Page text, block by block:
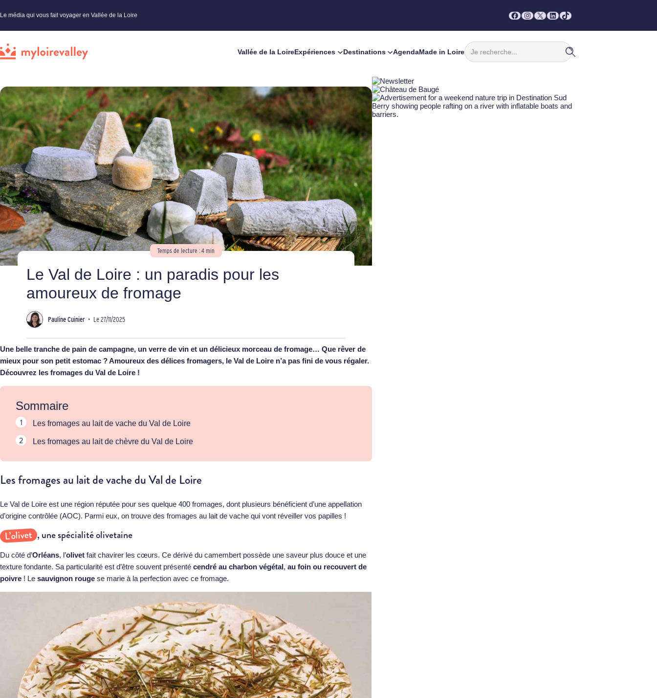
Le média qui vous fait voyager en Vallée de la Loire Facebook
Instagram
X LinkedIn
TikTok
Vallée de la LoireExpériences Destinations AgendaMade in Loire
Rechercher
Temps de lecture : 4 min
Le Val de Loire : un paradis pour les
amoureux de fromage
Pauline Cuinier • Le 27/11/2025
Une belle tranche de pain de campagne, un verre de vin et un délicieux morceau de fromage… Que rêver de
mieux pour son petit estomac ? Amoureux des délices fromagers, le Val de Loire n’a pas fini de vous régaler.
Découvrez les fromages du Val de Loire !
Sommaire
Les fromages au lait de vache du Val de Loire
Les fromages au lait de chèvre du Val de Loire
Les fromages au lait de vache du Val de Loire
Le Val de Loire est une région réputée pour ses quelque 400 fromages, dont plusieurs bénéficient d’une appellation
d’origine contrôlée (AOC). Parmi eux, on trouve des fromages au lait de vache qui vont réveiller vos papilles !
L’olivet , une spécialité olivetaine
Du côté d’Orléans, l’olivet fait chavirer les cœurs. Ce dérivé du camembert possède une saveur plus douce et une
texture fondante. Sa particularité est d’être souvent présenté cendré au charbon végétal, au foin ou recouvert de
poivre ! Le sauvignon rouge se marie à la perfection avec ce fromage.